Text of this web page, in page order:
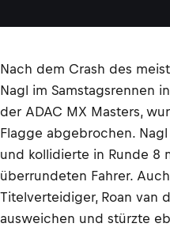
Nach dem Crash des
Nagl im Samstagsrennen
der ADAC MX Masters,
Flagge abgebrochen.
und kollidierte in Runde 8
überrundeten Fahrer.
Titelverteidiger, Roan van
ausweichen und stürzte